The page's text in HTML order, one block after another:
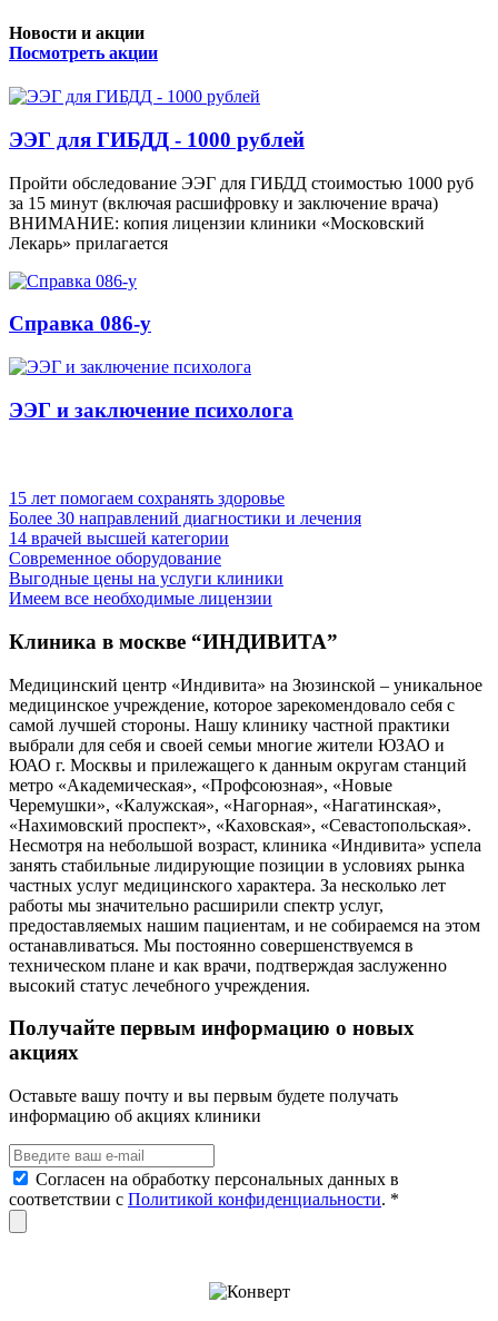
Новости и акции
Посмотреть акции
ЭЭГ для ГИБДД - 1000 рублей
Пройти обследование ЭЭГ для ГИБДД стоимостью 1000 руб
за 15 минут (включая расшифровку и заключение врача)
ВНИМАНИЕ: копия лицензии клиники «Московский
Лекарь» прилагается
Справка 086-у
ЭЭГ и заключение психолога
15 лет помогаем сохранять здоровье
Более 30 направлений диагностики и лечения
14 врачей высшей категории
Современное оборудование
Выгодные цены на услуги клиники
Имеем все необходимые лицензии
Клиника в москве “ИНДИВИТА”
Медицинский центр «Индивита» на Зюзинской – уникальное
медицинское учреждение, которое зарекомендовало себя с
самой лучшей стороны. Нашу клинику частной практики
выбрали для себя и своей семьи многие жители ЮЗАО и
ЮАО г. Москвы и прилежащего к данным округам станций
метро «Академическая», «Профсоюзная», «Новые
Черемушки», «Калужская», «Нагорная», «Нагатинская»,
«Нахимовский проспект», «Каховская», «Севастопольская».
Несмотря на небольшой возраст, клиника «Индивита» успела
занять стабильные лидирующие позиции в условиях рынка
частных услуг медицинского характера. За несколько лет
работы мы значительно расширили спектр услуг,
предоставляемых нашим пациентам, и не собираемся на этом
останавливаться. Мы постоянно совершенствуемся в
техническом плане и как врачи, подтверждая заслуженно
высокий статус лечебного учреждения.
Получайте первым информацию о новых
акциях
Оставьте вашу почту и вы первым будете получать
информацию об акциях клиники
Согласен на обработку персональных данных в
соответствии с Политикой конфиденциальности. *